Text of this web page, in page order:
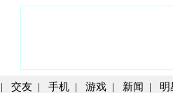
| 交友 | 手机 | 游戏 | 新闻 | 明